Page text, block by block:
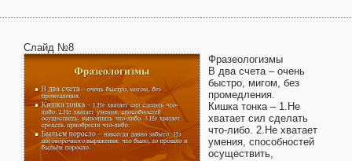
Слайд №8
Фразеологизмы
В два счета – очень
быстро, мигом, без
промедления.
Кишка тонка – 1.Не
хватает сил сделать
что-либо. 2.Не хватает
умения, способностей
осуществить,